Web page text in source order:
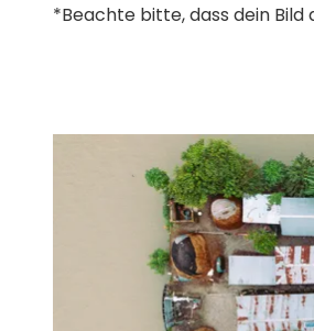
*Beachte bitte, dass dein